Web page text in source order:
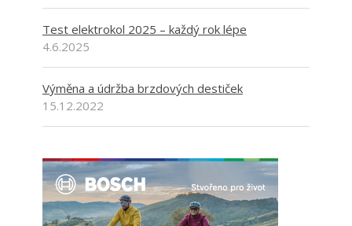
Test elektrokol 2025 – každý rok lépe
4.6.2025
Výměna a údržba brzdových destiček
15.12.2022